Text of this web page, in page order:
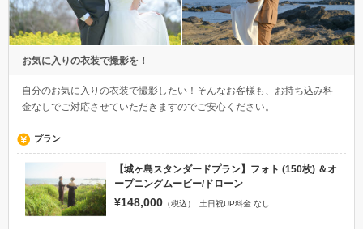
お気に入りの衣装で撮影を！
自分のお気に入りの衣装で撮影したい！そんなお客様も、お持ち込み料
金なしでご対応させていただきますのでご安心ください。
プラン
【城ヶ島スタンダードプラン】フォト (150枚) ＆オ
ープニングムービー/ドローン
¥148,000 （税込） 土日祝UP料金 なし